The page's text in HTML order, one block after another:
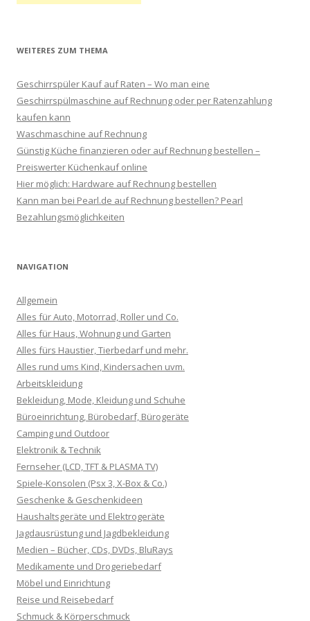
WEITERES ZUM THEMA
Geschirrspüler Kauf auf Raten – Wo man eine
Geschirrspülmaschine auf Rechnung oder per Ratenzahlung
kaufen kann
Waschmaschine auf Rechnung
Günstig Küche finanzieren oder auf Rechnung bestellen –
Preiswerter Küchenkauf online
Hier möglich: Hardware auf Rechnung bestellen
Kann man bei Pearl.de auf Rechnung bestellen? Pearl
Bezahlungsmöglichkeiten
NAVIGATION
Allgemein
Alles für Auto, Motorrad, Roller und Co.
Alles für Haus, Wohnung und Garten
Alles fürs Haustier, Tierbedarf und mehr.
Alles rund ums Kind, Kindersachen uvm.
Arbeitskleidung
Bekleidung, Mode, Kleidung und Schuhe
Büroeinrichtung, Bürobedarf, Bürogeräte
Camping und Outdoor
Elektronik & Technik
Fernseher (LCD, TFT & PLASMA TV)
Spiele-Konsolen (Psx 3, X-Box & Co.)
Geschenke & Geschenkideen
Haushaltsgeräte und Elektrogeräte
Jagdausrüstung und Jagdbekleidung
Medien – Bücher, CDs, DVDs, BluRays
Medikamente und Drogeriebedarf
Möbel und Einrichtung
Reise und Reisebedarf
Schmuck & Körperschmuck